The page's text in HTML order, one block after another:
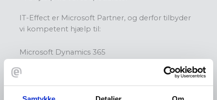
IT-Effect er Microsoft Partner, og derfor tilbyder
vi kompetent hjælp til:
Microsoft Dynamics 365
Udvidelser til Business Central, målrettet bygge-
og anlægsbranchen